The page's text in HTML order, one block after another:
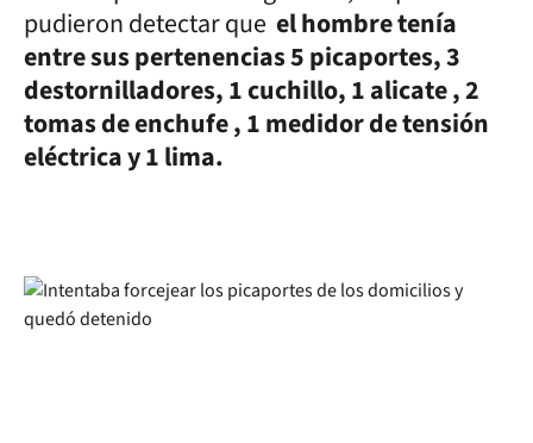
pudieron detectar que el hombre tenía
entre sus pertenencias 5 picaportes, 3
destornilladores, 1 cuchillo, 1 alicate , 2
tomas de enchufe , 1 medidor de tensión
eléctrica y 1 lima.